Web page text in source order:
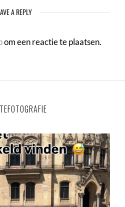
A REPLY
om een reactie te plaatsen.